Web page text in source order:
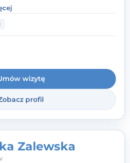
psychoterapeutę
Posiadam status członka
Terapii Systemowejoraz
Towarzystwa
miejscu stawiam budowanie
bezpieczeństwa i zrozumienia w
Klientami. Istotna dla nie jest
na dostępnych
wizytę
profil
Zalewska